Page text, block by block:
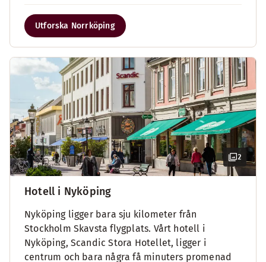
Utforska Norrköping
2
Hotell i Nyköping
Nyköping ligger bara sju kilometer från
Stockholm Skavsta flygplats. Vårt hotell i
Nyköping, Scandic Stora Hotellet, ligger i
centrum och bara några få minuters promenad